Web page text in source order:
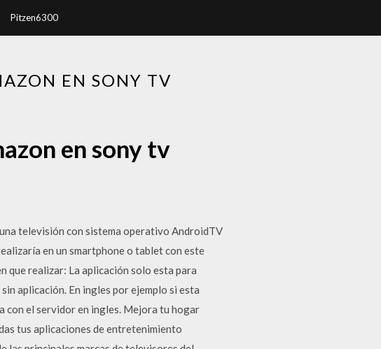
Pitzen6300
EN SONY TV
en sony tv
televisión con sistema operativo AndroidTV
en un smartphone o tablet con este
que realizar: La aplicación solo esta para
aplicación. En ingles por ejemplo si esta
con el servidor en ingles. Mejora tu hogar
tus aplicaciones de entretenimiento